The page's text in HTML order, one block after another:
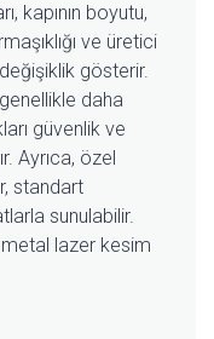
kapının boyutu,
ve üretici
gösterir.
daha
güvenlik ve
Ayrıca, özel
standart
sunulabilir.
metal lazer kesim